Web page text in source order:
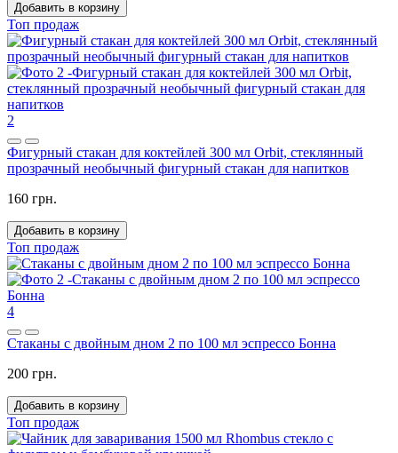
Добавить в корзину
Топ продаж
2
Фигурный стакан для коктейлей 300 мл Orbit, стеклянный
прозрачный необычный фигурный стакан для напитков
160 грн.
Добавить в корзину
Топ продаж
4
Стаканы с двойным дном 2 по 100 мл эспрессо Бонна
200 грн.
Добавить в корзину
Топ продаж